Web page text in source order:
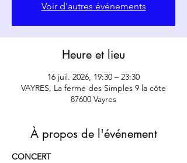
Voir d'autres événements
Heure et lieu
16 juil. 2026, 19:30 – 23:30
VAYRES, La ferme des Simples 9 la côte
87600 Vayres
À propos de l'événement
CONCERT